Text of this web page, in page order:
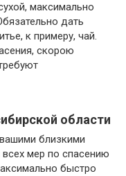
максимально
дать
к примеру, чай.
скорою
области
близкими
мер по спасению
быстро